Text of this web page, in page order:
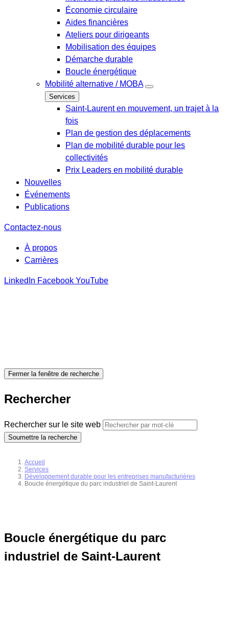
Économie circulaire
Aides financières
Ateliers pour dirigeants
Mobilisation des équipes
Démarche durable
Boucle énergétique
Mobilité alternative / MOBA
Services
Saint-Laurent en mouvement, un trajet à la
fois
Plan de gestion des déplacements
Plan de mobilité durable pour les
collectivités
Prix Leaders en mobilité durable
Nouvelles
Événements
Publications
Contactez-nous
À propos
Carrières
LinkedIn Facebook YouTube
Fermer la fenêtre de recherche
Rechercher
Rechercher sur le site web
Soumettre la recherche
Accueil
Services
Développement durable pour les entreprises manufacturières
Boucle énergétique du parc industriel de Saint-Laurent
Boucle énergétique du parc
industriel de Saint-Laurent